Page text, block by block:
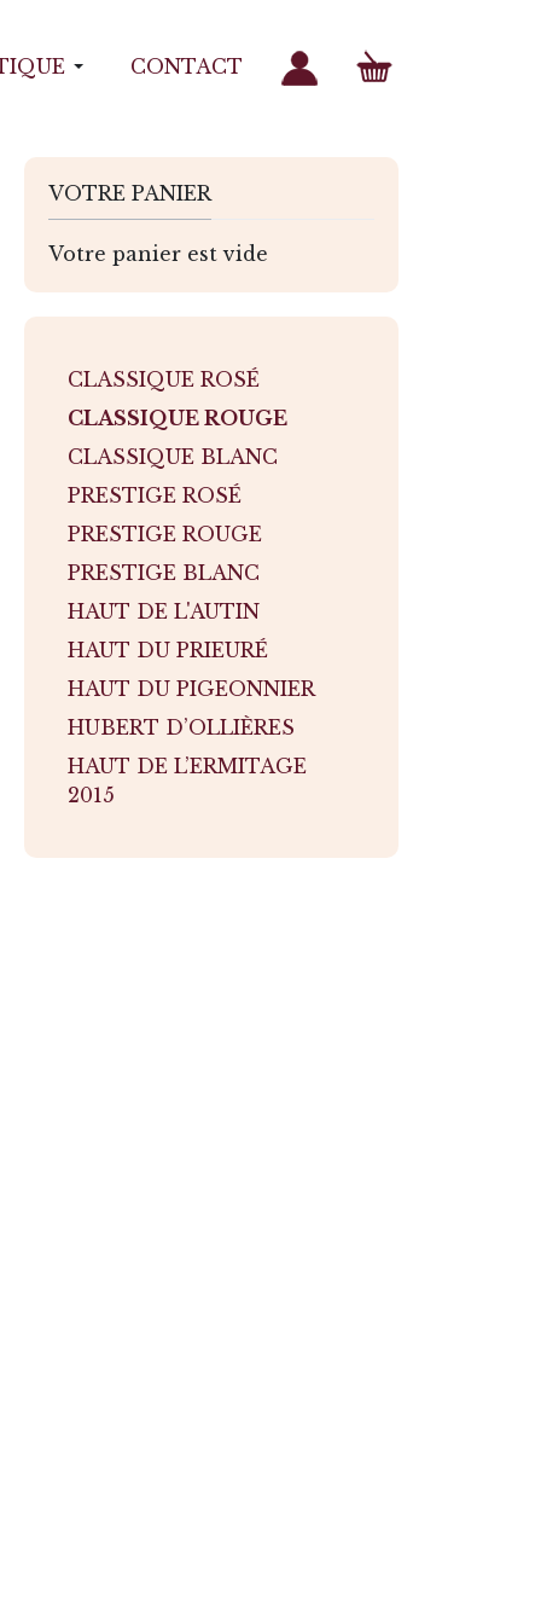
CONTACT
VOTRE PANIER
Votre panier est vide
CLASSIQUE ROSÉ
CLASSIQUE ROUGE
CLASSIQUE BLANC
PRESTIGE ROSÉ
PRESTIGE ROUGE
PRESTIGE BLANC
HAUT DE L'AUTIN
HAUT DU PRIEURÉ
HAUT DU PIGEONNIER
HUBERT D’OLLIÈRES
HAUT DE L’ERMITAGE
2015